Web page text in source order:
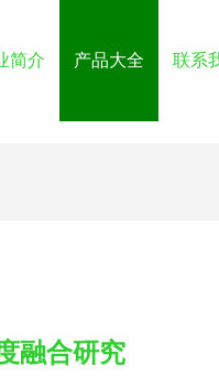
简介 产品大全 联系
融合研究